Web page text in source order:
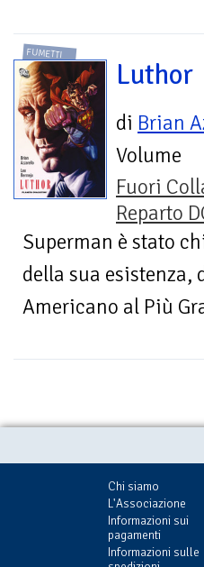
FUMETTI
Luthor
di Brian
Volume
Fuori
Reparto
Superman è stato
della sua esistenza,
Americano al Più
Chi siamo
L'Associazione
Informazioni sui
pagamenti
Informazioni sulle